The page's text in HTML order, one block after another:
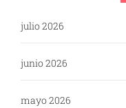
julio 2026
junio 2026
mayo 2026